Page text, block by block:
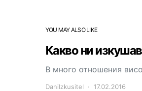
YOU MAY ALSO LIKE
Какво ни
В много отношения
DaniIzkusitel 17.02.2016